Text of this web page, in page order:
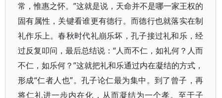
常，惟惠之怀。”这就是说，天命并不是哪一家王权的
固有属性，关键看谁更有德行。而德行也就落实在制
礼作乐上。春秋时代礼崩乐坏，孔子接过礼和乐，经
过反复叩问，最后总结说：“人而不仁，如礼何？人而
不仁，如乐何？”这就把礼和乐通过内在凝结的方式，
形成“仁者人也”。孔子论仁最为集中。到了曾子，再
将仁礼进一步内在化，从而凝结为一个孝。至于子